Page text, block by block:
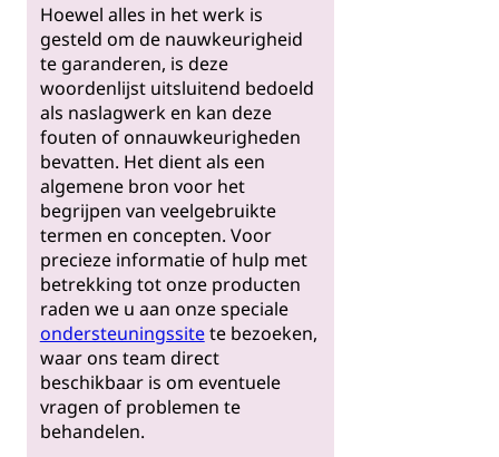
Hoewel alles in het werk is
gesteld om de nauwkeurigheid
te garanderen, is deze
woordenlijst uitsluitend bedoeld
als naslagwerk en kan deze
fouten of onnauwkeurigheden
bevatten. Het dient als een
algemene bron voor het
begrijpen van veelgebruikte
termen en concepten. Voor
precieze informatie of hulp met
betrekking tot onze producten
raden we u aan onze speciale
ondersteuningssitete bezoeken,
waar ons team direct
beschikbaar is om eventuele
vragen of problemen te
behandelen.